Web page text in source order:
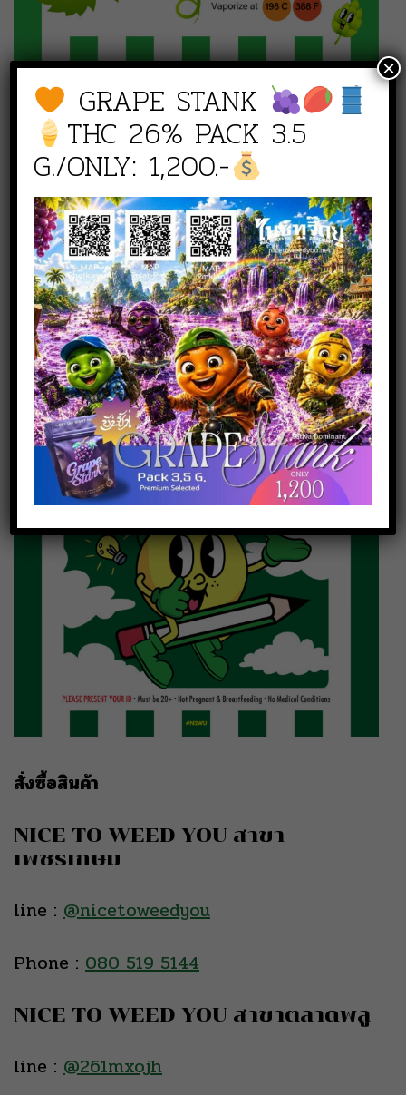
สั่งซื้อสินค้า
NICE TO WEED YOU สาขา
เพชรเกษม
line : @nicetoweedyou
Phone : 080 519 5144
NICE TO WEED YOU สาขาตลาดพลู
line : @261mxojh
GRAPE STANK
THC 26% PACK 3.5
G./ONLY: 1,200.-
×